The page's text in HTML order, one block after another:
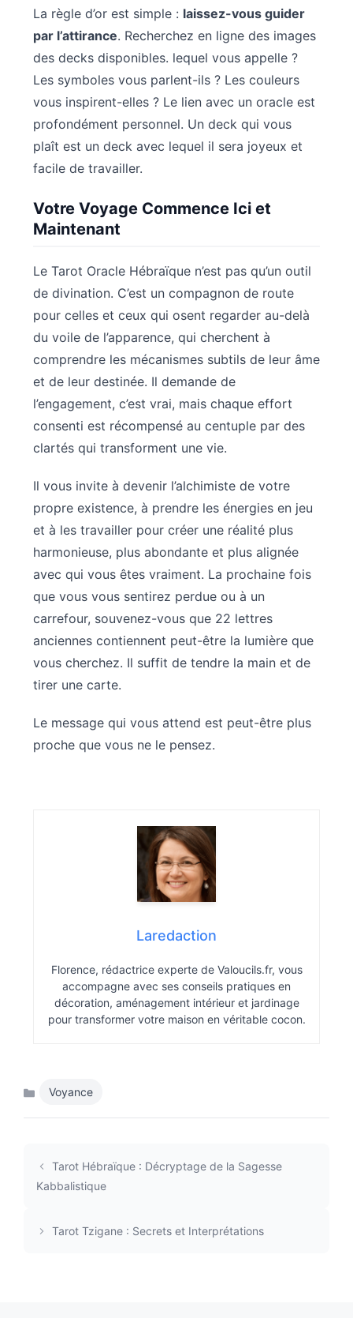
La règle d’or est simple : laissez-vous guider
par l’attirance. Recherchez en ligne des images
des decks disponibles. lequel vous appelle ?
Les symboles vous parlent-ils ? Les couleurs
vous inspirent-elles ? Le lien avec un oracle est
profondément personnel. Un deck qui vous
plaît est un deck avec lequel il sera joyeux et
facile de travailler.
Votre Voyage Commence Ici et
Maintenant
Le Tarot Oracle Hébraïque n’est pas qu’un outil
de divination. C’est un compagnon de route
pour celles et ceux qui osent regarder au-delà
du voile de l’apparence, qui cherchent à
comprendre les mécanismes subtils de leur âme
et de leur destinée. Il demande de
l’engagement, c’est vrai, mais chaque effort
consenti est récompensé au centuple par des
clartés qui transforment une vie.
Il vous invite à devenir l’alchimiste de votre
propre existence, à prendre les énergies en jeu
et à les travailler pour créer une réalité plus
harmonieuse, plus abondante et plus alignée
avec qui vous êtes vraiment. La prochaine fois
que vous vous sentirez perdue ou à un
carrefour, souvenez-vous que 22 lettres
anciennes contiennent peut-être la lumière que
vous cherchez. Il suffit de tendre la main et de
tirer une carte.
Le message qui vous attend est peut-être plus
proche que vous ne le pensez.
Laredaction
Florence, rédactrice experte de Valoucils.fr, vous
accompagne avec ses conseils pratiques en
décoration, aménagement intérieur et jardinage
pour transformer votre maison en véritable cocon.
Catégories
Voyance
Tarot Hébraïque : Décryptage de la Sagesse
Kabbalistique
Tarot Tzigane : Secrets et Interprétations